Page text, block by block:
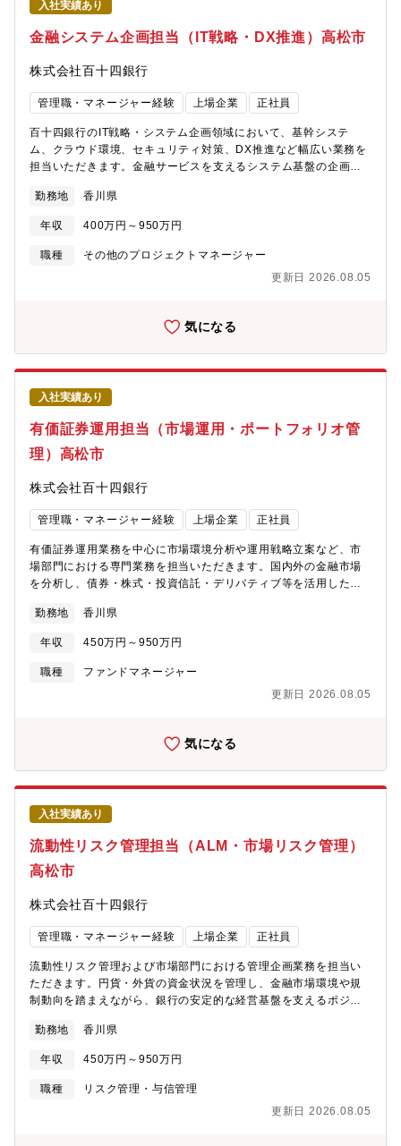
携わることができます。★経営・リスク管理に近い重要ミッショ
ン。AML/CFT対応は金融機関経営における重要テーマの一つで
す。施策検討や体制整備を通じて、銀行全体のリスク管理高度化
を推進する役割が担います。★国際的な金融規制領域に関われま
す。経済制裁措置やテロ資金供与防止など、国際金融環境とも関
係する専門領域で経験を積むことができます。★専門資格・経験
を活かせます。対象経験：AML/CFT業務、金融犯罪対策、コンプ
ライアンス、金融規制対応、ACAMS資格、銀行法務などを活かし
た専門性をさらに高められます。
入社実績あり
金融システム企画担当（IT戦略・DX推進）高松市
株式会社百十四銀行
管理職・マネージャー経験 上場企業 正社員
百十四銀行のIT戦略・システム企画領域において、基幹システ
ム、クラウド環境、セキュリティ対策、DX推進など幅広い業務を
担当いただきます。金融サービスを支えるシステム基盤の企画・
IT高度化を推進するポジションです。具体的に、【基幹・業務シ
ステム企画】■ホストコンピューター等の基幹システム企画■シス
テム開発・更改支援■分散システム（サーバ・クラウド）の企画・
運用【ITインフラ・システム基盤管理】■システム基盤の企画・管
ィ対応】■サイバーセキュリティ対策■システムリスク管理■ITガバ
プリ開発支援■ローコード・ノーコード活用による業務効率化■生
成AI活用施策の企画推進※金融インフラを守りながら、新しい技
術で銀行業務を変革していくIT中核ポジションです。ーーーーー
ーーーーーーーーーーーーーーーーーーーー【魅力】★大規模金
融システムの上流工程に関われます。基幹システム、クラウド基
盤、ネットワーク、業務アプリケーションなど、銀行IT全体を対
象に企画・改善・推進を行います。ベンダー任せではなく、ユー
ザー側としてシステム戦略を描くことができます。★金融×最新技
術の融合に挑戦できます。クラウド活用、スマホアプリ、ローコ
る企画にも携われます。★サイバーセキュリティ・ITリスク領域
にも関われます。金融機関に不可欠なサイバーセキュリティ対策
やシステムリスク管理にも携わり、安全性と利便性を両立したIT
基盤づくりを推進します。★金融IT人材として市場価値を高めら
れます。銀行基幹系、クラウド、セキュリティ、DXなど幅広い領
域の経験を積み、金融IT領域のスペシャリストとして成長できま
す。
勤務地 香川県
年収 400万円～950万円
職種
その他のプロジェクトマネージャー
更新日 2026.08.05
気になる
入社実績あり
有価証券運用担当（市場運用・ポートフォリオ管
理）高松市
株式会社百十四銀行
管理職・マネージャー経験 上場企業 正社員
有価証券運用業務を中心に市場環境分析や運用戦略立案など、市
場部門における専門業務を担当いただきます。国内外の金融市場
を分析し、債券・株式・投資信託・デリバティブ等を活用したポ
を推進するポジションです。具体的に、【有価証券運用】■国内外
債券の運用■株式・投資信託等の運用■デリバティブを活用した運
用【市場取引業務】■外国為替取引■市場性資金取引■ポジション管
理【市場分析・投資戦略】■金融市場調査■投資環境分析■運用方
運用改善※市場環境の変化を捉えながら、銀行の資産運用戦略を
ーー【魅力】★幅広い金融商品を扱い、運用専門性を高められま
す。債券、株式、投資信託、デリバティブ、外国為替など、多様
な金融商品を対象に運用業務を経験できます。市場分析力や投資
判断力をさらに高められる環境です。★地方銀行ならではの裁量
ある運用業務。地域金融機関の運用部門として、収益性・安全
性・流動性のバランスを考慮しながら、銀行ポートフォリオ運営
に関わることができます。★市場分析から新たな運用手法の企画
まで携われます。単なる売買執行だけではなく、市場調査、投資
戦略立案、新規運用手法の検討など、運用高度化に向けた企画業
ます。銀行・証券会社・運用会社で培った市場運用経験を活か
し、マーケットのプロフェッショナルとして専門性を磨くことが
できます。
勤務地 香川県
年収 450万円～950万円
職種
ファンドマネージャー
更新日 2026.08.05
気になる
入社実績あり
流動性リスク管理担当（ALM・市場リスク管理）
高松市
株式会社百十四銀行
管理職・マネージャー経験 上場企業 正社員
流動性リスク管理および市場部門における管理企画業務を担当い
ただきます。円貨・外貨の資金状況を管理し、金融市場環境や規
制動向を踏まえながら、銀行の安定的な経営基盤を支えるポジシ
管理■資金繰り状況の把握・分析■リスク管理高度化に向けた企画
【金融当局対応】■定例報告資料の作成■規制・監督対応■関係部署
との調整【市場部門管理】■市場部門の損益予想■予算策定・管理■
実績分析【業務高度化】■Excel等を活用したデータ加工・分析■
経営の安定性を支えるリスク管理専門ポジションです。ーーーー
勤務地 香川県
年収 450万円～950万円
職種
リスク管理・与信管理
更新日 2026.08.05